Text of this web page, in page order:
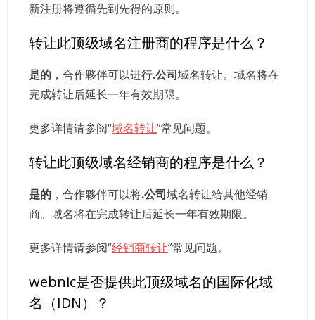
新注册将遵循先到先得的原则。
转让此顶级域名注册商的程序是什么？
是的 ，合作夥伴可以进行.公司域名转让。域名将在
完成转让后延长一年有效期限。
更多详情请参阅“域名转让”常见问题。
转让此顶级域名经销商的程序是什么？
是的 ，合作夥伴可以将.公司域名转让给其他经销
商。域名将在完成转让后延长一年有效期限。
更多详情请参阅“经销商转让”常见问题。
webnic是否提供此顶级域名的国际化域
名（IDN）？